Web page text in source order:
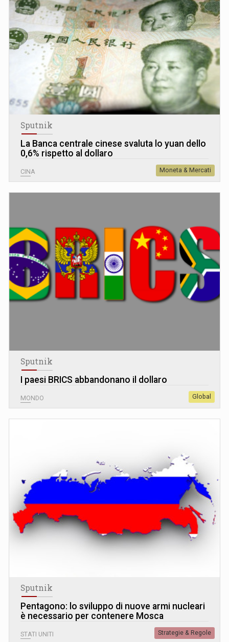
Sputnik
La Banca centrale cinese svaluta lo yuan dello
0,6% rispetto al dollaro
CINA Moneta & Mercati
Sputnik
I paesi BRICS abbandonano il dollaro
MONDO Global
Sputnik
Pentagono: lo sviluppo di nuove armi nucleari
è necessario per contenere Mosca
STATI UNITI Strategie & Regole